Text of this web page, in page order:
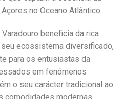
no Oceano Atlântico.
beneficia da rica
ecossistema diversificado,
para os entusiastas da
em fenómenos
o seu carácter tradicional ao